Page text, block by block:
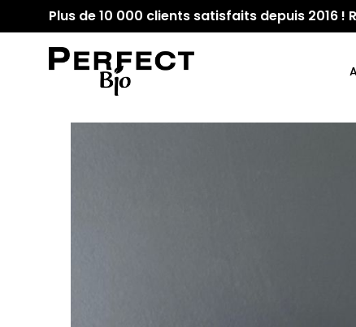
Plus de 10 000 clients satisfaits depuis 2016